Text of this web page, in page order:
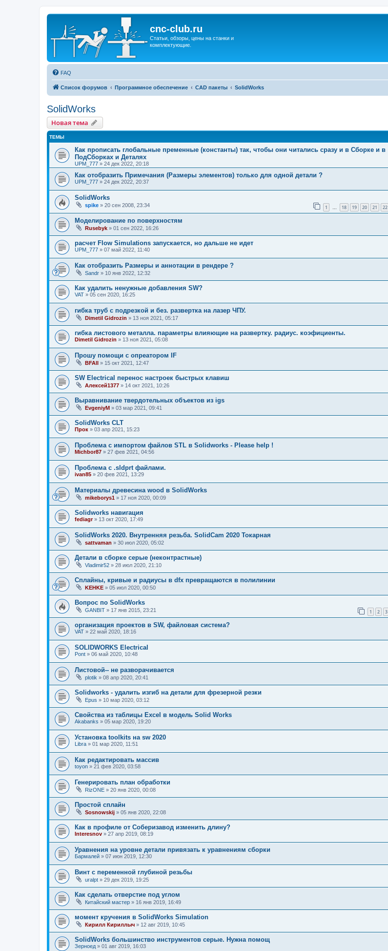
cnc-club.ru
Статьи, обзоры, цены на станки и
комплектующие.
FAQ
Список форумов Программное обеспечение CAD пакеты SolidWorks
SolidWorks
Новая тема
ТЕМЫ
Как прописать глобальные пременные (константы) так, чтобы они читались сразу и в Сборке и в
ПодСборках и Деталях
UPM_777 » 24 дек 2022, 20:18
Как отобразить Примечания (Размеры элементов) только для одной детали ?
UPM_777 » 24 дек 2022, 20:37
SolidWorks
spike » 20 сен 2008, 23:34 1 … 18 19 20 21 22
Моделирование по поверхностям
Rusebyk » 01 сен 2022, 16:26
расчет Flow Simulations запускается, но дальше не идет
UPM_777 » 07 май 2022, 11:40
Как отобразить Размеры и аннотации в рендере ?
Sandr » 10 янв 2022, 12:32
Как удалить ненужные добавления SW?
VAT » 05 сен 2020, 16:25
гибка труб с подрезкой и без. развертка на лазер ЧПУ.
Dimetil Gidrozin » 13 ноя 2021, 05:17
гибка листового металла. параметры влияющие на развертку. радиус. коэфициенты.
Dimetil Gidrozin » 13 ноя 2021, 05:08
Прошу помощи с опреатором IF
BFAll » 15 окт 2021, 12:47
SW Electrical перенос настроек быстрых клавиш
Алексей1377 » 14 окт 2021, 10:26
Выравнивание твердотельных объектов из igs
EvgeniyM » 03 мар 2021, 09:41
SolidWorks CLT
Прок » 03 апр 2021, 15:23
Проблема с импортом файлов STL в Solidworks - Please help !
Michbor87 » 27 фев 2021, 04:56
Проблема c .sldprt файлами.
ivan85 » 20 фев 2021, 13:29
Материалы древесина wood в SolidWorks
mikeborys1 » 17 ноя 2020, 00:09
Solidworks навигация
fediagr» 13 окт 2020, 17:49
SolidWorks 2020. Внутренняя резьба. SolidCam 2020 Токарная
sattvaman » 30 июл 2020, 05:02
Детали в сборке серые (неконтрастные)
Vladimir52 » 28 июл 2020, 21:10
Сплайны, кривые и радиусы в dfx превращаются в полилинии
KEHKE » 05 июл 2020, 00:50
Вопрос по SolidWorks
GANBIT » 17 янв 2015, 23:21 1 2 3
организация проектов в SW, файловая система?
VAT » 22 май 2020, 18:16
SOLIDWORKS Electrical
Pont » 06 май 2020, 10:48
Листовой-- не разворачивается
plotik » 08 апр 2020, 20:41
Solidworks - удалить изгиб на детали для фрезерной резки
Epus » 10 мар 2020, 03:12
Свойства из таблицы Excel в модель Solid Works
Akabanks » 05 мар 2020, 19:20
Установка toolkits на sw 2020
Libra » 01 мар 2020, 11:51
Как редактировать массив
toyon » 21 фев 2020, 03:58
Генерировать план обработки
RizONE » 20 янв 2020, 00:08
Простой сплайн
Sosnowskij » 05 янв 2020, 22:08
Как в профиле от Соберизавод изменить длину?
Interesnov » 27 апр 2019, 08:19
Уравнения на уровне детали привязать к уравнениям сборки
Бармалей » 07 июн 2019, 12:30
Винт с переменной глубиной резьбы
uralpt » 29 дек 2019, 19:25
Как сделать отверстие под углом
Китайский мастер » 16 янв 2019, 16:49
момент кручения в SolidWorks Simulation
Кирилл Кириллыч » 12 авг 2019, 10:45
SolidWorks большинство инструментов серые. Нужна помощ
Зерноед » 01 авг 2019, 16:03